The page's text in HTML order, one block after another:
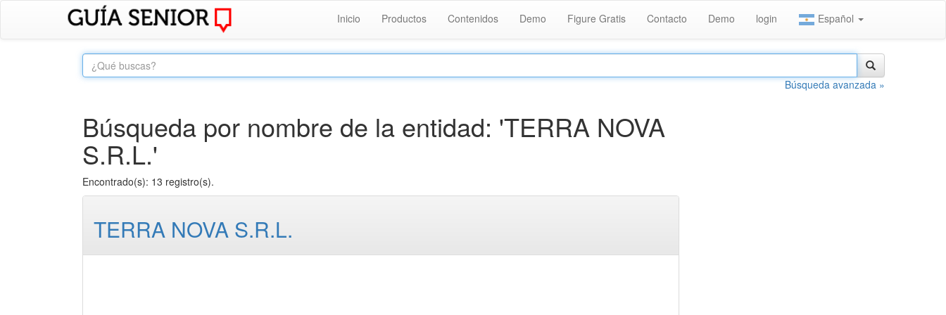
Inicio Productos Contenidos Demo Figure Gratis Contacto Demo login Español
Búsqueda avanzada »
Búsqueda por nombre de la entidad: 'TERRA NOVA
S.R.L.'
Encontrado(s): 13 registro(s).
TERRA NOVA S.R.L.